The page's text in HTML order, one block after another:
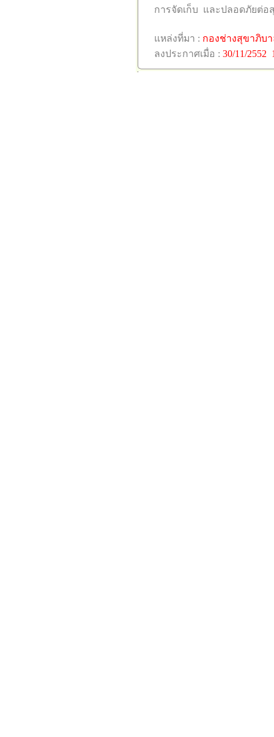
การจัดเก็บ และปลอดภัยต่อ
แหล่งที่มา : กองช่างสุขาภิบ
ลงประกาศเมื่อ : 30/11/2552